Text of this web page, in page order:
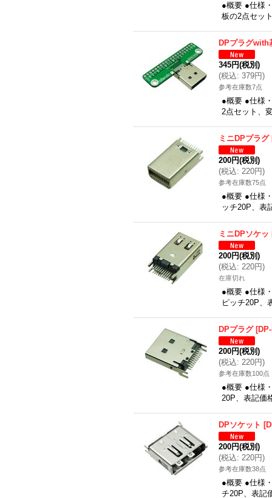
●概要 ●仕様
板の2点セッ
DPプラグwith
345円(税別)
(税込: 379円)
参考在庫数7点
●概要 ●仕様
2点セット、
ミニDPプラグ
200円(税別)
(税込: 220円)
参考在庫数75点
●概要 ●仕様
ッチ20P、表
ミニDPソケッ
200円(税別)
(税込: 220円)
在庫切れ
●概要 ●仕様
ピッチ20P、
DPプラグ [
200円(税別)
(税込: 220円)
参考在庫数100点
●概要 ●仕様
20P、表記価
DPソケット [
200円(税別)
(税込: 220円)
参考在庫数38点
●概要 ●仕様
チ20P、表記